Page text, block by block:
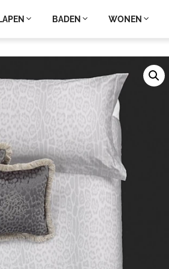
BADEN WONEN